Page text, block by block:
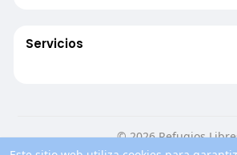
Servicios
© 2026 Refugios